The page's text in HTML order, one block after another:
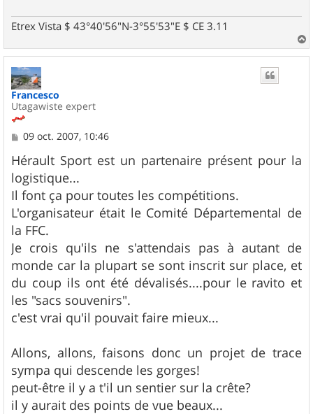
Etrex Vista $ 43°40'56"N-3°55'53"E $ CE 3.11
a
Francesco
Utagawiste expert
M
s
s
a
g
e
09 oct. 2007, 10:46
Hérault Sport est un partenaire présent pour la
logistique...
Il font ça pour toutes les compétitions.
L'organisateur était le Comité Départemental de
la FFC.
Je crois qu'ils ne s'attendais pas à autant de
monde car la plupart se sont inscrit sur place, et
du coup ils ont été dévalisés....pour le ravito et
les "sacs souvenirs".
c'est vrai qu'il pouvait faire mieux...
Allons, allons, faisons donc un projet de trace
sympa qui descende les gorges!
peut-être il y a t'il un sentier sur la crête?
il y aurait des points de vue beaux...